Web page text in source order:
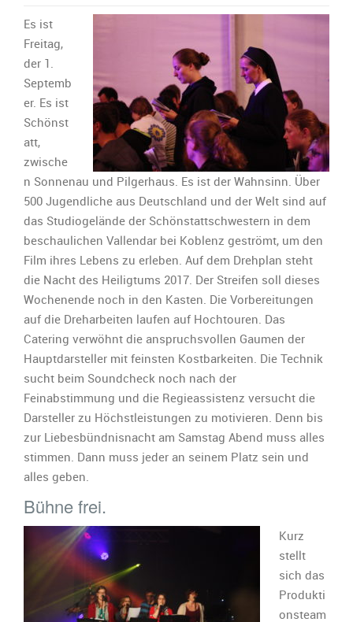
frei
–
NdH
2017
Es ist
Freitag,
der 1.
Septemb
er. Es ist
Schönst
att,
zwische
n Sonnenau und Pilgerhaus. Es ist der Wahnsinn. Über
500 Jugendliche aus Deutschland und der Welt sind auf
das Studiogelände der Schönstattschwestern in dem
beschaulichen Vallendar bei Koblenz geströmt, um den
Film ihres Lebens zu erleben. Auf dem Drehplan steht
die Nacht des Heiligtums 2017. Der Streifen soll dieses
Wochenende noch in den Kasten. Die Vorbereitungen
auf die Dreharbeiten laufen auf Hochtouren. Das
Catering verwöhnt die anspruchsvollen Gaumen der
Hauptdarsteller mit feinsten Kostbarkeiten. Die Technik
sucht beim Soundcheck noch nach der
Feinabstimmung und die Regieassistenz versucht die
Darsteller zu Höchstleistungen zu motivieren. Denn bis
zur Liebesbündnisnacht am Samstag Abend muss alles
stimmen. Dann muss jeder an seinem Platz sein und
alles geben.
Bühne frei.
Kurz
stellt
sich das
Produkti
onsteam